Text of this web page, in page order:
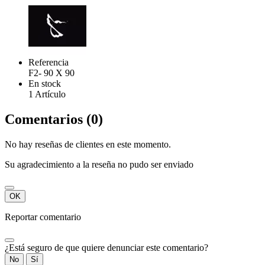
Referencia
F2- 90 X 90
En stock
1 Artículo
Comentarios (0)
No hay reseñas de clientes en este momento.
Su agradecimiento a la reseña no pudo ser enviado
OK
Reportar comentario
¿Está seguro de que quiere denunciar este comentario?
No Sí